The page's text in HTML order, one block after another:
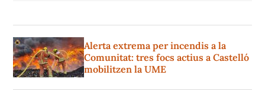
Alerta extrema per incendis a la
Comunitat: tres focs actius a Castelló
mobilitzen la UME